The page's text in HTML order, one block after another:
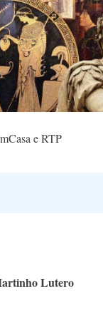
e RTP
Lutero